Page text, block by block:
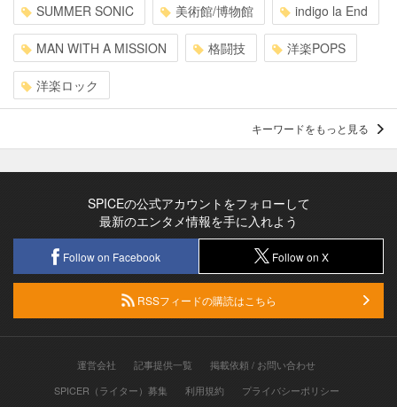
SUMMER SONIC 美術館/博物館 indigo la End
MAN WITH A MISSION 格闘技 洋楽POPS
洋楽ロック
キーワードをもっと見る
SPICEの公式アカウントをフォローして
最新のエンタメ情報を手に入れよう
Follow on Facebook Follow on X
RSSフィードの購読はこちら
運営会社 記事提供一覧
掲載依頼 / お問い合わせ
SPICER（ライター）募集
利用規約 プライバシーポリシー